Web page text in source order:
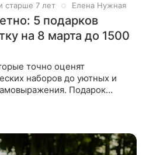
старше 7 лет Елена Нужная
5 подарков
на 8 марта до 1500
точно оценят
наборов до уютных и
Подарок
Марта — это всегда вызов.
интересуют